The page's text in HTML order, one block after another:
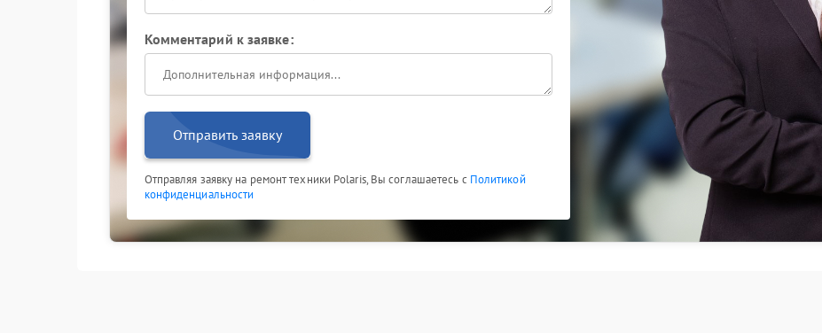
Комментарий к заявке:
Отправить заявку
Отправляя заявку на ремонт техники Polaris, Вы соглашаетесь с Политикой
конфиденциальности